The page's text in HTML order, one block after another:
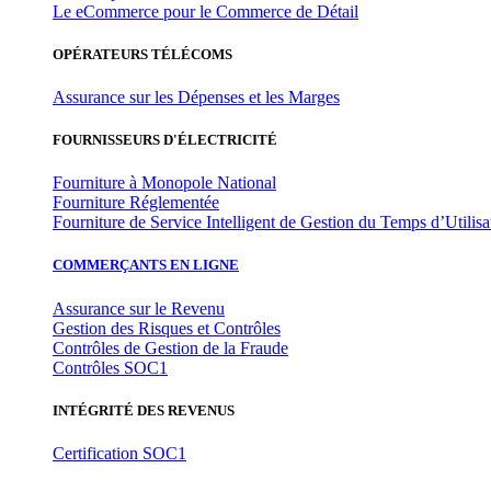
Le eCommerce pour le Commerce de Détail
OPÉRATEURS TÉLÉCOMS
Assurance sur les Dépenses et les Marges
FOURNISSEURS D'ÉLECTRICITÉ
Fourniture à Monopole National
Fourniture Réglementée
Fourniture de Service Intelligent de Gestion du Temps
COMMERÇANTS EN LIGNE
Assurance sur le Revenu
Gestion des Risques et Contrôles
Contrôles de Gestion de la Fraude
Contrôles SOC1
INTÉGRITÉ DES REVENUS
Certification SOC1